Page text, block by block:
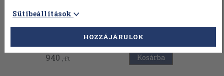
Vissza az előző oldalra
940 ,-Ft Kosárba
Sütibeállítások
HOZZÁJÁRULOK